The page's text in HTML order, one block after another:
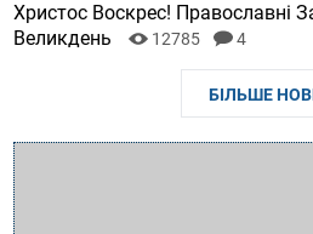
Христос Воскрес! Православні
Великдень
12785 4
БІЛЬШЕ